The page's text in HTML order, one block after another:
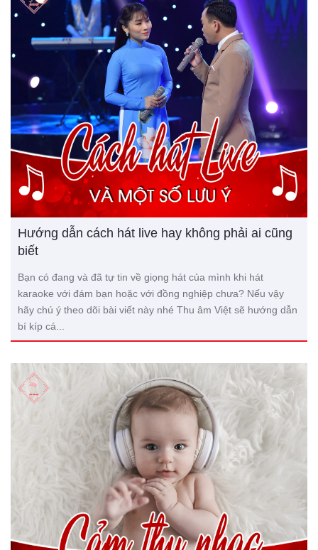
Hướng dẫn cách hát live hay không phải ai cũng
biết
Bạn có đang và đã tự tin về giọng hát của mình khi hát
karaoke với đám bạn hoặc với đồng nghiệp chưa? Nếu vậy
hãy chú ý theo dõi bài viết này nhé Thu âm Việt sẽ hướng dẫn
bí kíp cá...